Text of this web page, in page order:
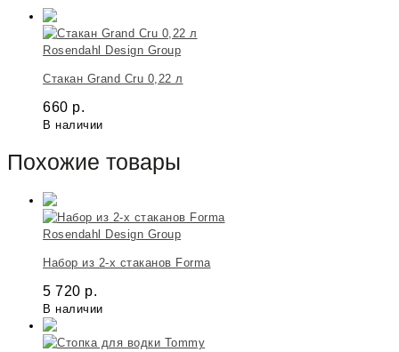
Rosendahl Design Group
Стакан Grand Cru 0,22 л
660 р.
В наличии
Похожие товары
Rosendahl Design Group
Набор из 2-х стаканов Forma
5 720 р.
В наличии